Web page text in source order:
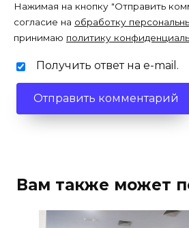
Нажимая на кнопку "Отправить
согласие на обработку
принимаю политику
Получить ответ на e-mail.
Вам также может